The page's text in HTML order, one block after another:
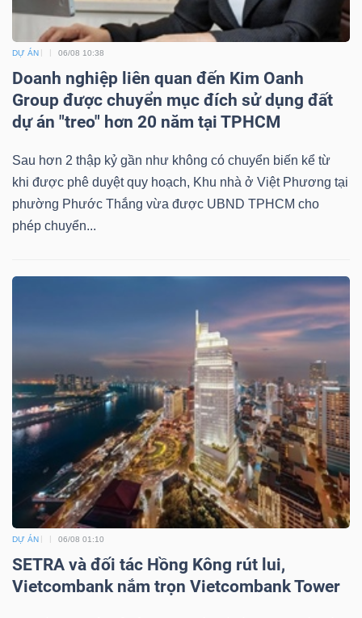
DỰ ÁN 06/08 10:38
Doanh nghiệp liên quan đến Kim Oanh
Group được chuyển mục đích sử dụng đất
dự án "treo" hơn 20 năm tại TPHCM
Sau hơn 2 thập kỷ gần như không có chuyển biến kể từ
khi được phê duyệt quy hoạch, Khu nhà ở Việt Phương tại
phường Phước Thắng vừa được UBND TPHCM cho
phép chuyển...
DỰ ÁN 06/08 01:10
SETRA và đối tác Hồng Kông rút lui,
Vietcombank nắm trọn Vietcombank Tower